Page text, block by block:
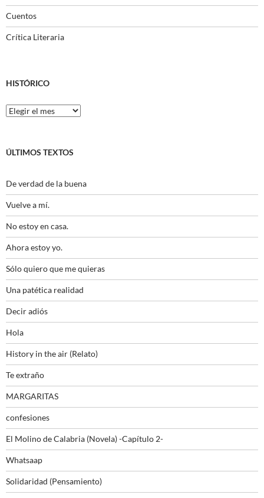
Cuentos
Crítica Literaria
HISTÓRICO
Histórico
ÚLTIMOS TEXTOS
De verdad de la buena
Vuelve a mí.
No estoy en casa.
Ahora estoy yo.
Sólo quiero que me quieras
Una patética realidad
Decir adiós
Hola
History in the air (Relato)
Te extraño
MARGARITAS
confesiones
El Molino de Calabria (Novela) -Capítulo 2-
Whatsaap
Solidaridad (Pensamiento)